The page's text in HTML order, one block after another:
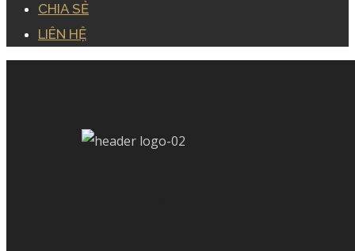
CHIA SẺ
LIÊN HỆ